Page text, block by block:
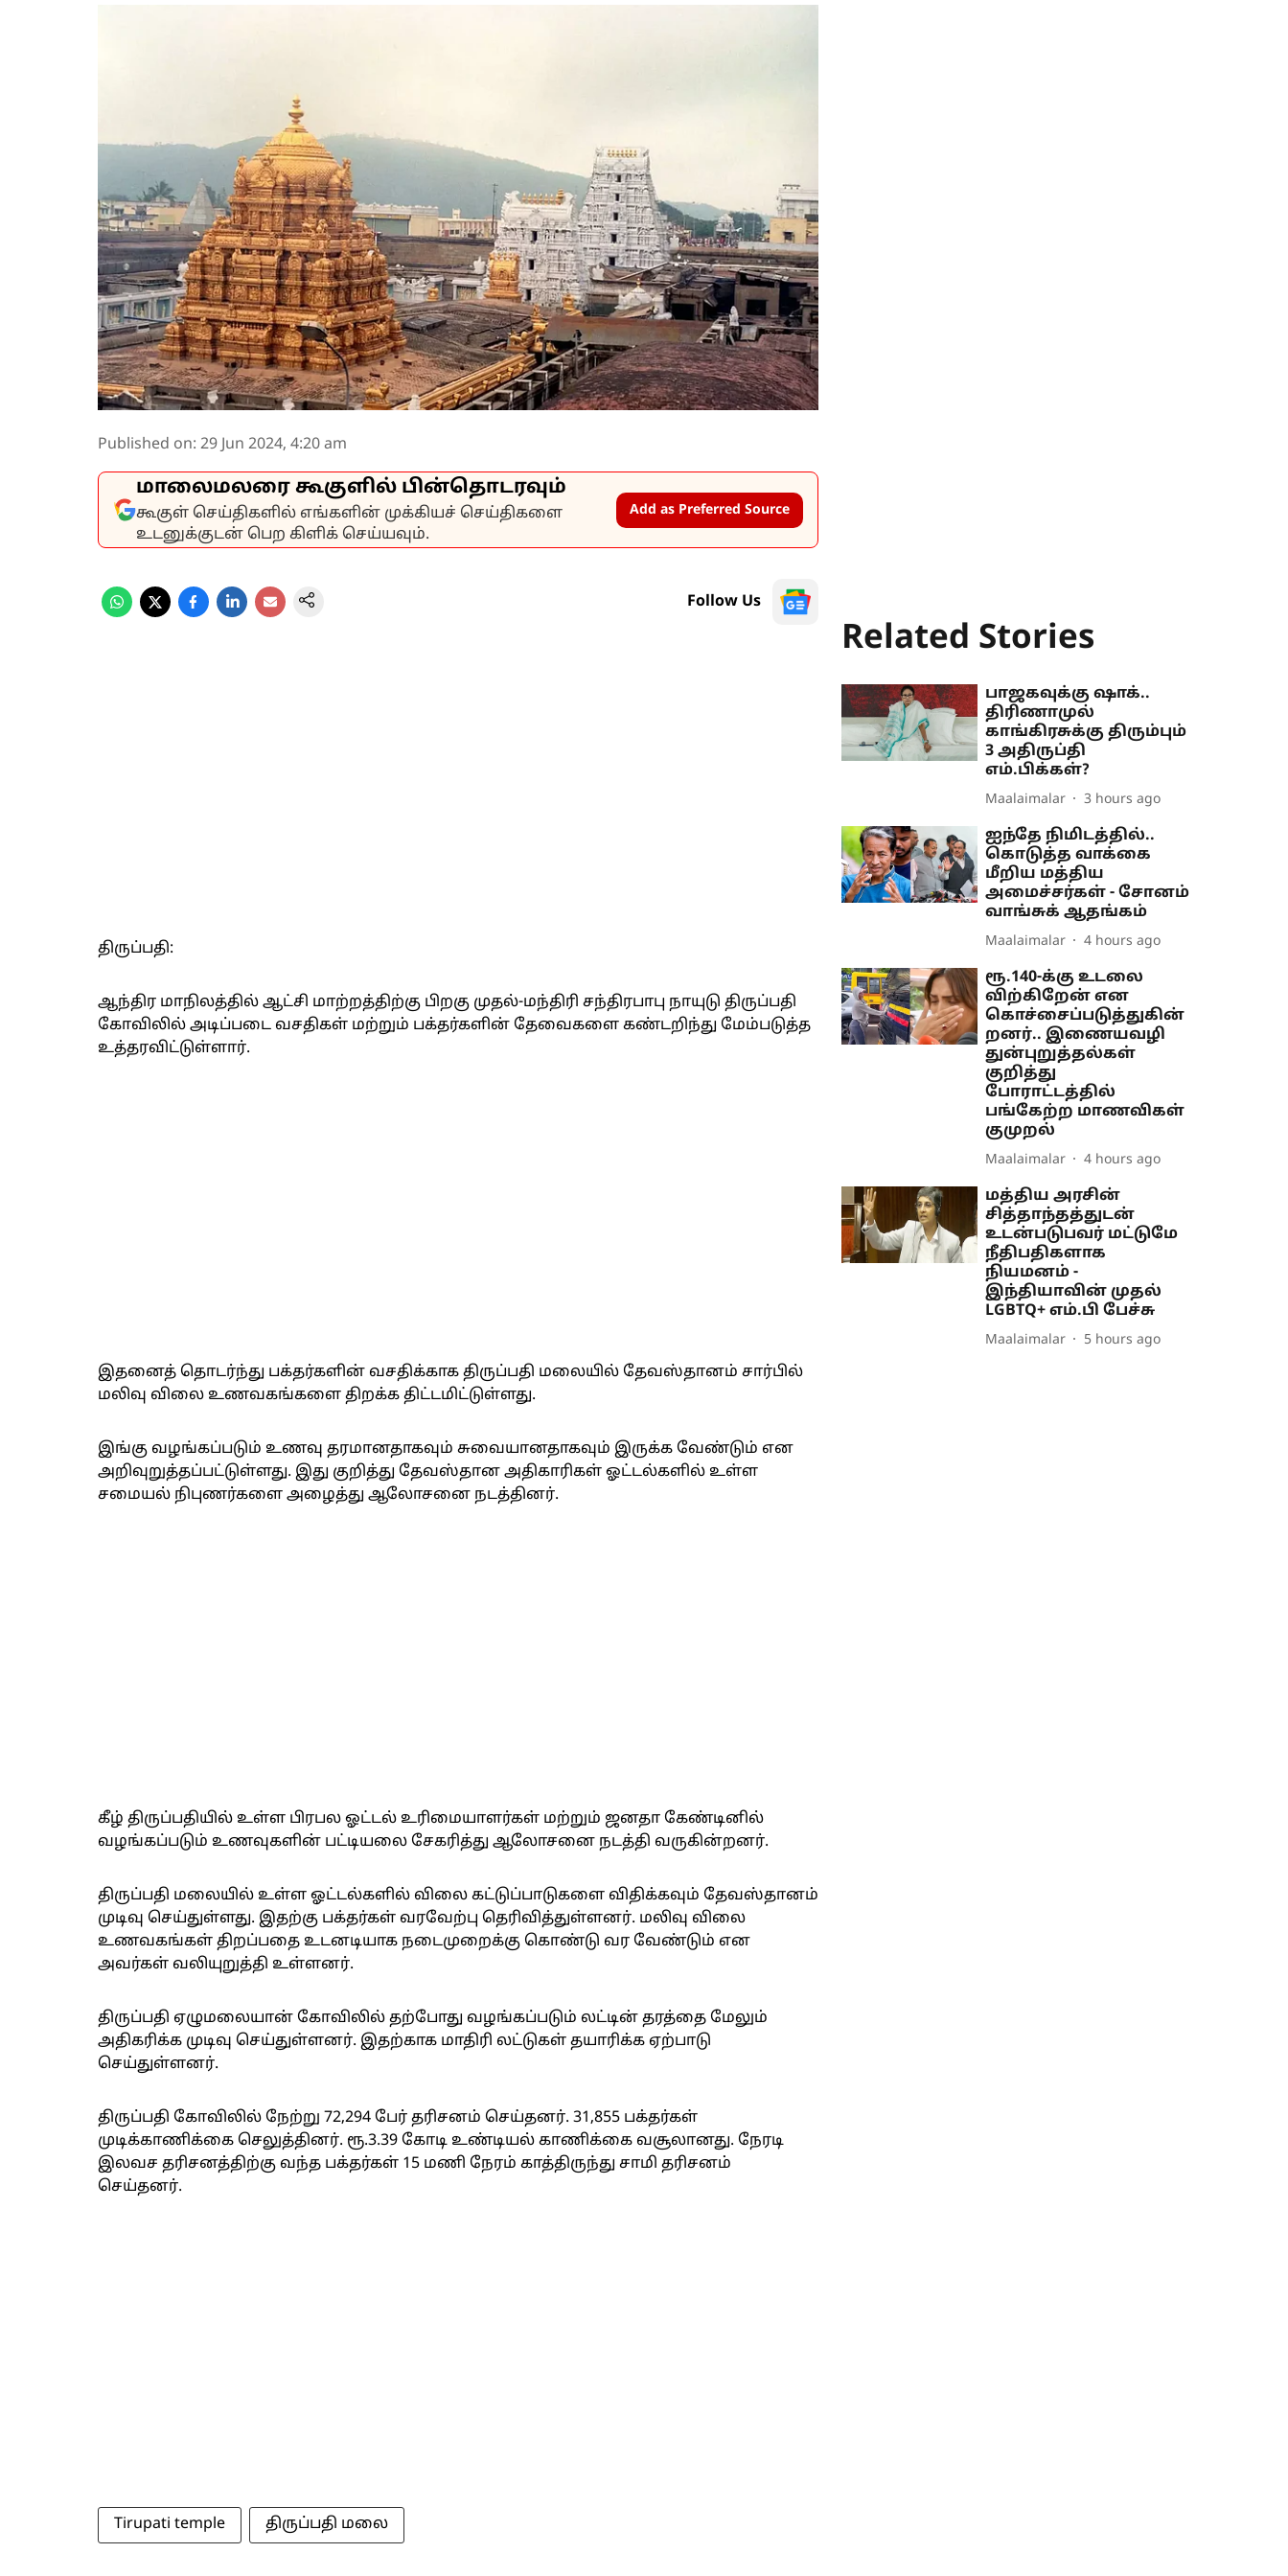
Published on: 29 Jun 2024, 4:20 am
மாலைமலரை கூகுளில் பின்தொடரவும்
கூகுள் செய்திகளில் எங்களின் முக்கியச் செய்திகளை
உடனுக்குடன் பெற கிளிக் செய்யவும்.
Add as Preferred Source
Follow Us
திருப்பதி:
ஆந்திர மாநிலத்தில் ஆட்சி மாற்றத்திற்கு பிறகு முதல்-மந்திரி சந்திரபாபு நாயுடு திருப்பதி
கோவிலில் அடிப்படை வசதிகள் மற்றும் பக்தர்களின் தேவைகளை கண்டறிந்து மேம்படுத்த
உத்தரவிட்டுள்ளார்.
இதனைத் தொடர்ந்து பக்தர்களின் வசதிக்காக திருப்பதி மலையில் தேவஸ்தானம் சார்பில்
மலிவு விலை உணவகங்களை திறக்க திட்டமிட்டுள்ளது.
இங்கு வழங்கப்படும் உணவு தரமானதாகவும் சுவையானதாகவும் இருக்க வேண்டும் என
அறிவுறுத்தப்பட்டுள்ளது. இது குறித்து தேவஸ்தான அதிகாரிகள் ஓட்டல்களில் உள்ள
சமையல் நிபுணர்களை அழைத்து ஆலோசனை நடத்தினர்.
கீழ் திருப்பதியில் உள்ள பிரபல ஓட்டல் உரிமையாளர்கள் மற்றும் ஜனதா கேண்டினில்
வழங்கப்படும் உணவுகளின் பட்டியலை சேகரித்து ஆலோசனை நடத்தி வருகின்றனர்.
திருப்பதி மலையில் உள்ள ஓட்டல்களில் விலை கட்டுப்பாடுகளை விதிக்கவும் தேவஸ்தானம்
முடிவு செய்துள்ளது. இதற்கு பக்தர்கள் வரவேற்பு தெரிவித்துள்ளனர். மலிவு விலை
உணவகங்கள் திறப்பதை உடனடியாக நடைமுறைக்கு கொண்டு வர வேண்டும் என
அவர்கள் வலியுறுத்தி உள்ளனர்.
திருப்பதி ஏழுமலையான் கோவிலில் தற்போது வழங்கப்படும் லட்டின் தரத்தை மேலும்
அதிகரிக்க முடிவு செய்துள்ளனர். இதற்காக மாதிரி லட்டுகள் தயாரிக்க ஏற்பாடு
செய்துள்ளனர்.
திருப்பதி கோவிலில் நேற்று 72,294 பேர் தரிசனம் செய்தனர். 31,855 பக்தர்கள்
முடிக்காணிக்கை செலுத்தினர். ரூ.3.39 கோடி உண்டியல் காணிக்கை வசூலானது. நேரடி
இலவச தரிசனத்திற்கு வந்த பக்தர்கள் 15 மணி நேரம் காத்திருந்து சாமி தரிசனம்
செய்தனர்.
Tirupati temple திருப்பதி மலை
Related Stories
பாஜகவுக்கு ஷாக்..
திரிணாமுல்
காங்கிரசுக்கு திரும்பும்
3 அதிருப்தி
எம்.பிக்கள்?
Maalaimalar 3 hours ago
ஐந்தே நிமிடத்தில்..
கொடுத்த வாக்கை
மீறிய மத்திய
அமைச்சர்கள் - சோனம்
வாங்சுக் ஆதங்கம்
Maalaimalar 4 hours ago
ரூ.140-க்கு உடலை
விற்கிறேன் என
கொச்சைப்படுத்துகின்
றனர்.. இணையவழி
துன்புறுத்தல்கள்
குறித்து
போராட்டத்தில்
பங்கேற்ற மாணவிகள்
குமுறல்
Maalaimalar 4 hours ago
மத்திய அரசின்
சித்தாந்தத்துடன்
உடன்படுபவர் மட்டுமே
நீதிபதிகளாக
நியமனம் -
இந்தியாவின் முதல்
LGBTQ+ எம்.பி பேச்சு
Maalaimalar 5 hours ago